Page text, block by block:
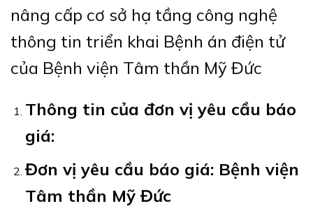
nâng cấp cơ sở hạ tầng công nghệ
thông tin triển khai Bệnh án điện tử
của Bệnh viện Tâm thần Mỹ Đức
Thông tin của đơn vị yêu cầu báo
giá:
Đơn vị yêu cầu báo giá: Bệnh viện
Tâm thần Mỹ Đức